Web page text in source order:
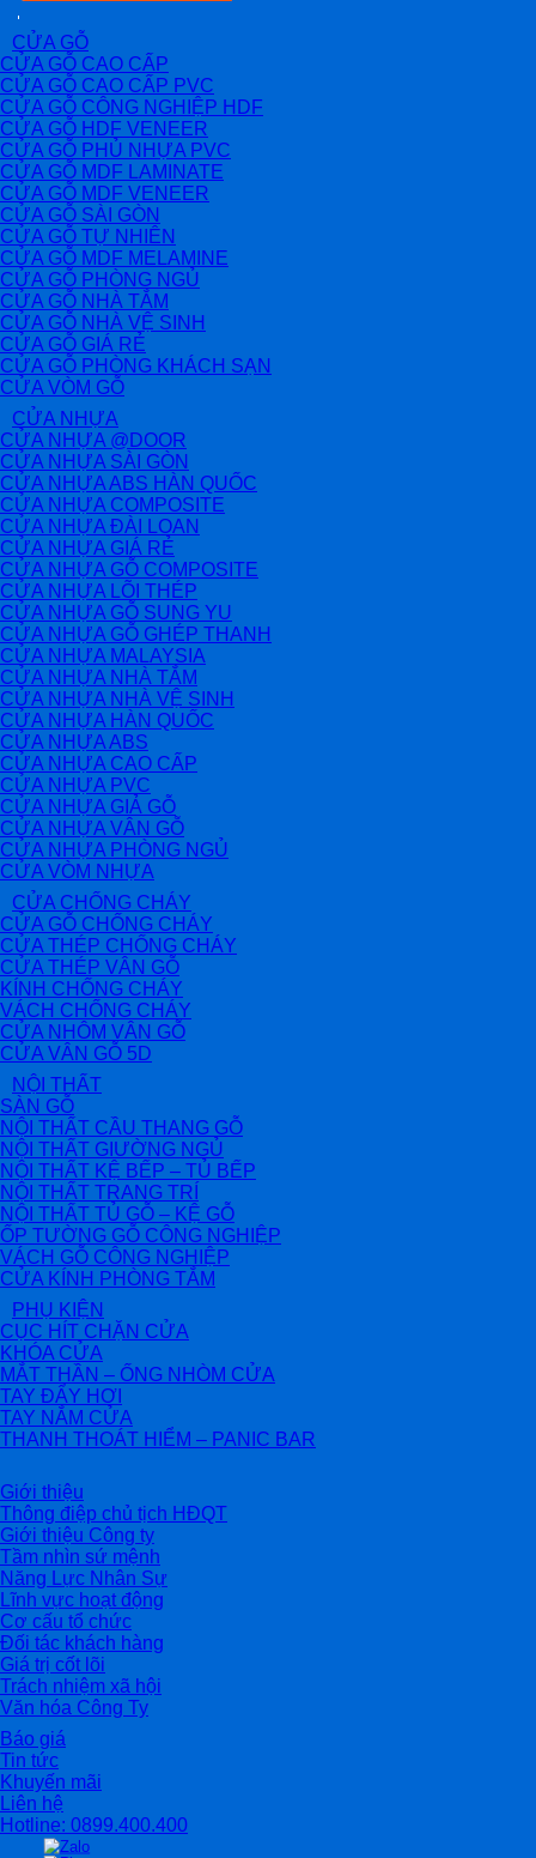
CỬA GỖ
CỬA GỖ CAO CẤP
CỬA GỖ CAO CẤP PVC
CỬA GỖ CÔNG NGHIỆP HDF
CỬA GỖ HDF VENEER
CỬA GỖ PHỦ NHỰA PVC
CỬA GỖ MDF LAMINATE
CỬA GỖ MDF VENEER
CỬA GỖ SÀI GÒN
CỬA GỖ TỰ NHIÊN
CỬA GỖ MDF MELAMINE
CỬA GỖ PHÒNG NGỦ
CỬA GỖ NHÀ TẮM
CỬA GỖ NHÀ VỆ SINH
CỬA GỖ GIÁ RẺ
CỬA GỖ PHÒNG KHÁCH SẠN
CỬA VÒM GỖ
CỬA NHỰA
CỬA NHỰA @DOOR
CỬA NHỰA SÀI GÒN
CỬA NHỰA ABS HÀN QUỐC
CỬA NHỰA COMPOSITE
CỬA NHỰA ĐÀI LOAN
CỬA NHỰA GIÁ RẺ
CỬA NHỰA GỖ COMPOSITE
CỬA NHỰA LÕI THÉP
CỬA NHỰA GỖ SUNG YU
CỬA NHỰA GỖ GHÉP THANH
CỬA NHỰA MALAYSIA
CỬA NHỰA NHÀ TẮM
CỬA NHỰA NHÀ VỆ SINH
CỬA NHỰA HÀN QUỐC
CỬA NHỰA ABS
CỬA NHỰA CAO CẤP
CỬA NHỰA PVC
CỬA NHỰA GIẢ GỖ
CỬA NHỰA VÂN GỖ
CỬA NHỰA PHÒNG NGỦ
CỬA VÒM NHỰA
CỬA CHỐNG CHÁY
CỬA GỖ CHỐNG CHÁY
CỬA THÉP CHỐNG CHÁY
CỬA THÉP VÂN GỖ
KÍNH CHỐNG CHÁY
VÁCH CHỐNG CHÁY
CỬA NHÔM VÂN GỖ
CỬA VÂN GỖ 5D
NỘI THẤT
SÀN GỖ
NỘI THẤT CẦU THANG GỖ
NỘI THẤT GIƯỜNG NGỦ
NỘI THẤT KỆ BẾP – TỦ BẾP
NỘI THẤT TRANG TRÍ
NỘI THẤT TỦ GỖ – KỆ GỖ
ỐP TƯỜNG GỖ CÔNG NGHIỆP
VÁCH GỖ CÔNG NGHIỆP
CỬA KÍNH PHÒNG TẮM
PHỤ KIỆN
CỤC HÍT CHẶN CỬA
KHÓA CỬA
MẮT THẦN – ỐNG NHÒM CỬA
TAY ĐẨY HƠI
TAY NẮM CỬA
THANH THOÁT HIỂM – PANIC BAR
Giới thiệu
Thông điệp chủ tịch HĐQT
Giới thiệu Công ty
Tầm nhìn sứ mệnh
Năng Lực Nhân Sự
Lĩnh vực hoạt động
Cơ cấu tổ chức
Đối tác khách hàng
Giá trị cốt lõi
Trách nhiệm xã hội
Văn hóa Công Ty
Báo giá
Tin tức
Khuyến mãi
Liên hệ
Hotline: 0899.400.400